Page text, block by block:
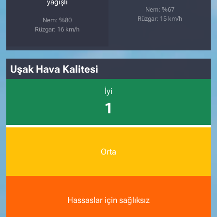
yağışlı
Nem: %80
Rüzgar: 16 km/h
Nem: %67
Rüzgar: 15 km/h
Uşak Hava Kalitesi
İyi
1
Orta
Hassaslar için sağlıksız